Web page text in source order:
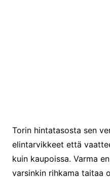
Torin hintatasosta sen
elintarvikkeet että
kuin kaupoissa. Varma
varsinkin rihkama taitaa